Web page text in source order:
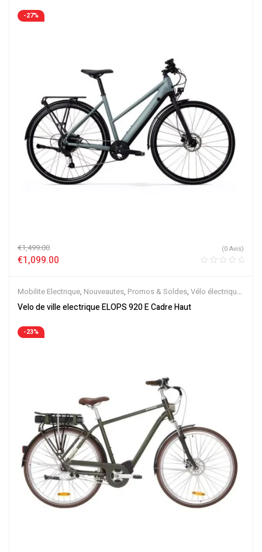
-27%
€1,499.00
€1,099.00
(0 Avis)
Mobilite Electrique, Nouveautes, Promos & Soldes, Vélo électrique
ville, Velos Electriques,VTC Electrique
Velo de ville electrique ELOPS 920 E Cadre Haut
-23%